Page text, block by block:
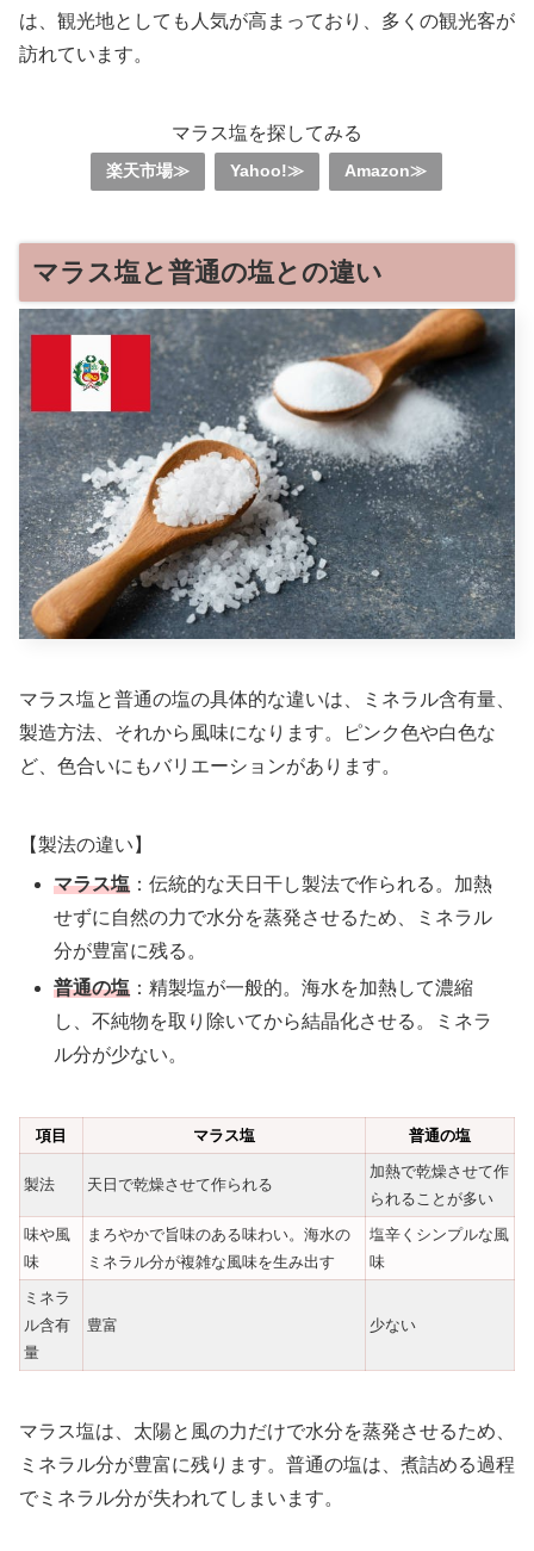
は、観光地としても人気が高まっており、多くの観光客が
訪れています。
マラス塩を探してみる
楽天市場≫ Yahoo!≫ Amazon≫
マラス塩と普通の塩との違い
マラス塩と普通の塩の具体的な違いは、ミネラル含有量、
製造方法、それから風味になります。ピンク色や白色な
ど、色合いにもバリエーションがあります。
【製法の違い】
マラス塩 ：伝統的な天日干し製法で作られる。加熱
せずに自然の力で水分を蒸発させるため、ミネラル
分が豊富に残る。
普通の塩 ：精製塩が一般的。海水を加熱して濃縮
し、不純物を取り除いてから結晶化させる。ミネラ
ル分が少ない。
項目 マラス塩 普通の塩
製法 天日で乾燥させて作られる
加熱で乾燥させて作
られることが多い
味や風
味
まろやかで旨味のある味わい。海水の
ミネラル分が複雑な風味を生み出す
塩辛くシンプルな風
味
ミネラ
ル含有
量
豊富 少ない
マラス塩は、太陽と風の力だけで水分を蒸発させるため、
ミネラル分が豊富に残ります。普通の塩は、煮詰める過程
でミネラル分が失われてしまいます。